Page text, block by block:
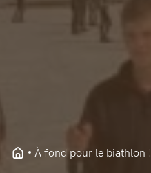
À fond pour le biathlon !